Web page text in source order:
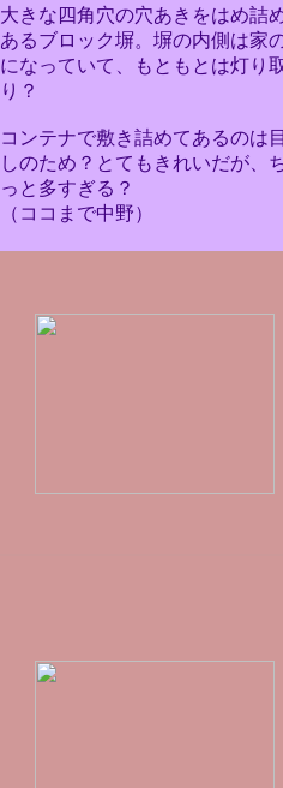
大きな四角穴の穴あきをはめ詰
あるブロック塀。塀の内側は家
になっていて、もともとは灯り
り？
コンテナで敷き詰めてあるのは
しのため？とてもきれいだが、
っと多すぎる？
（ココまで中野）